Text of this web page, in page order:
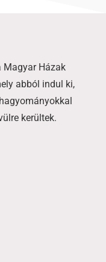
Magyar Házak
abból indul ki,
kerültek.